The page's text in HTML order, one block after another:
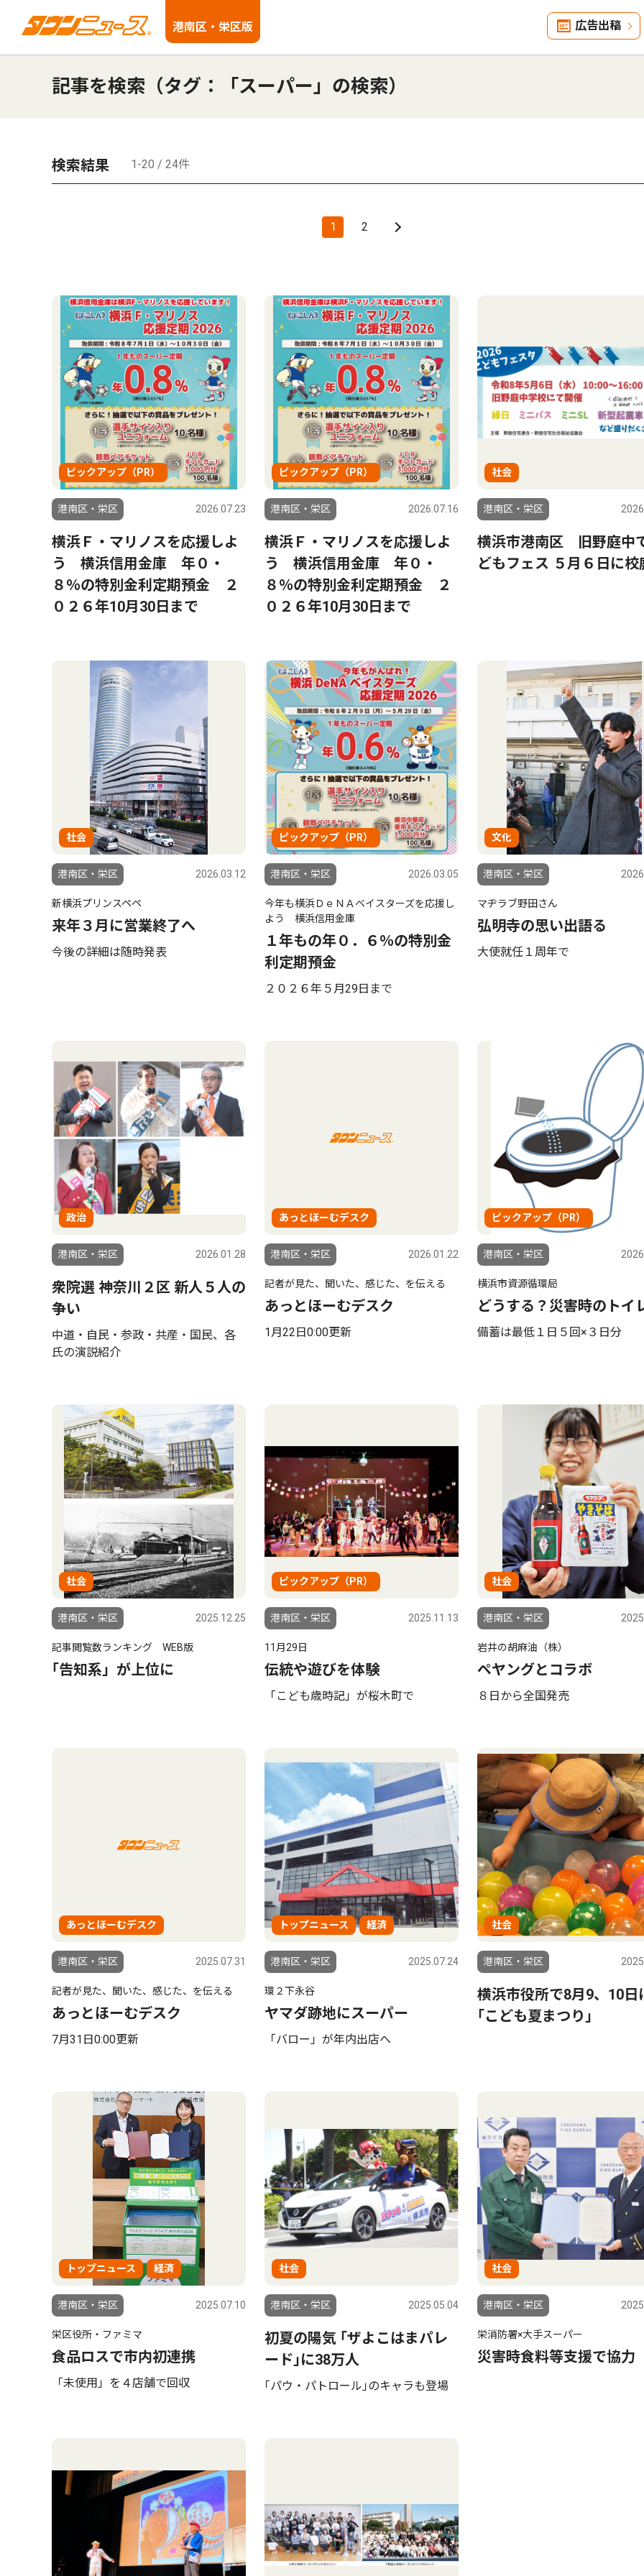
港南区・栄区版 広告出稿
記事を検索（タグ：「スーパー」の検索）
検索結果 1-20 / 24件
1 2
ピックアップ（PR）
港南区・栄区 2026.07.23
横浜Ｆ・マリノスを応援しよ
う 横浜信用金庫 年０・
８％の特別金利定期預金 ２
０２６年10月30日まで
ピックアップ（PR）
港南区・栄区 2026.07.16
横浜Ｆ・マリノスを応援しよ
う 横浜信用金庫 年０・
８％の特別金利定期預金 ２
０２６年10月30日まで
社会
港南区・栄区
横浜市港南区 旧野庭中
どもフェス ５月６日に校
社会
港南区・栄区 2026.03.12
新横浜プリンスペペ
来年３月に営業終了へ
今後の詳細は随時発表
ピックアップ（PR）
港南区・栄区 2026.03.05
今年も横浜ＤｅＮＡベイスターズを応援し
よう 横浜信用金庫
１年もの年０．６％の特別金
利定期預金
２０２６年５月29日まで
文化
港南区・栄区
マヂラブ野田さん
弘明寺の思い出語る
大使就任１周年で
政治
港南区・栄区 2026.01.28
衆院選 神奈川２区 新人５人の
争い
中道・自民・参政・共産・国民、各
氏の演説紹介
あっとほーむデスク
港南区・栄区 2026.01.22
記者が見た、聞いた、感じた、を伝える
あっとほーむデスク
1月22日0:00更新
ピックアップ（PR）
港南区・栄区
横浜市資源循環局
どうする？災害時のトイ
備蓄は最低１日５回×３日分
社会
港南区・栄区 2025.12.25
記事閲覧数ランキング WEB版
｢告知系」が上位に
ピックアップ（PR）
港南区・栄区 2025.11.13
11月29日
伝統や遊びを体験
「こども歳時記」が桜木町で
社会
港南区・栄区
岩井の胡麻油（株）
ペヤングとコラボ
８日から全国発売
あっとほーむデスク
港南区・栄区 2025.07.31
記者が見た、聞いた、感じた、を伝える
あっとほーむデスク
7月31日0:00更新
トップニュース 経済
港南区・栄区 2025.07.24
環２下永谷
ヤマダ跡地にスーパー
「バロー」が年内出店へ
社会
港南区・栄区
横浜市役所で8月9、10日
｢こども夏まつり｣
トップニュース 経済
港南区・栄区 2025.07.10
栄区役所・ファミマ
食品ロスで市内初連携
「未使用」を４店舗で回収
社会
港南区・栄区 2025.05.04
初夏の陽気 ｢ザよこはまパレ
ード｣に38万人
｢パウ・パトロール｣のキャラも登場
社会
港南区・栄区
栄消防署×大手スーパー
災害時食料等支援で協力